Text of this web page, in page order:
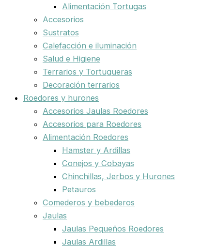
Alimentación Tortugas
Accesorios
Sustratos
Calefacción e iluminación
Salud e Higiene
Terrarios y Tortugueras
Decoración terrarios
Roedores y hurones
Accesorios Jaulas Roedores
Accesorios para Roedores
Alimentación Roedores
Hamster y Ardillas
Conejos y Cobayas
Chinchillas, Jerbos y Hurones
Petauros
Comederos y bebederos
Jaulas
Jaulas Pequeños Roedores
Jaulas Ardillas